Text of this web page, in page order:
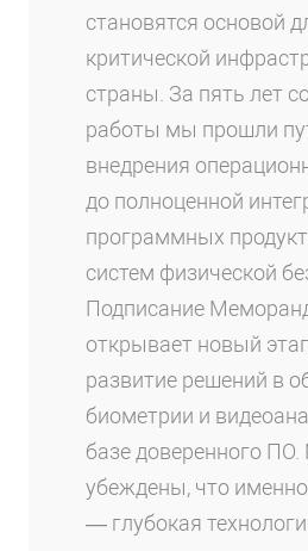
становятся основой
критической
страны. За пять лет
работы мы прошли
внедрения
до полноценной
программных
систем физической
Подписание
открывает новый
развитие решений в
биометрии и
базе доверенного
убеждены, что
— глубокая